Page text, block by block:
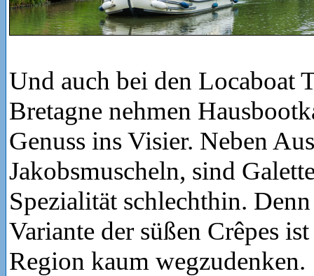
Und auch bei den Locaboat
Bretagne nehmen
Genuss ins Visier. Neben
Jakobsmuscheln, sind
Spezialität schlechthin.
Variante der süßen Crêpes
Region kaum wegzudenken.